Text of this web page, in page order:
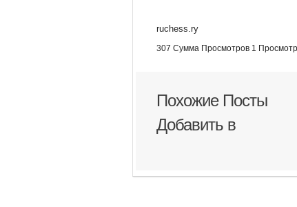
ruchess.ry
307 Сумма Просмотров 1
Похожие Посты
Добавить в